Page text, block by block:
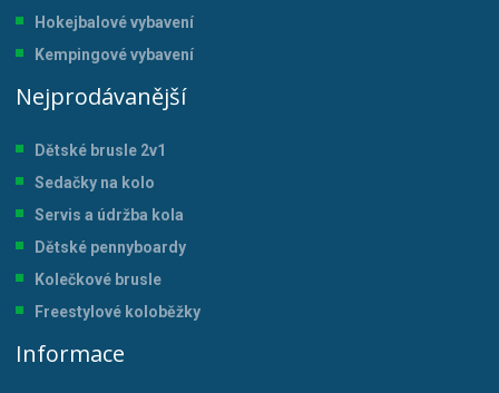
Hokejbalové vybavení
Kempingové vybavení
Nejprodávanější
Dětské brusle 2v1
Sedačky na kolo
Servis a údržba kola
Dětské pennyboardy
Kolečkové brusle
Freestylové koloběžky
Informace